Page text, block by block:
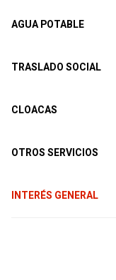
AGUA POTABLE
TRASLADO SOCIAL
CLOACAS
OTROS SERVICIOS
INTERÉS GENERAL